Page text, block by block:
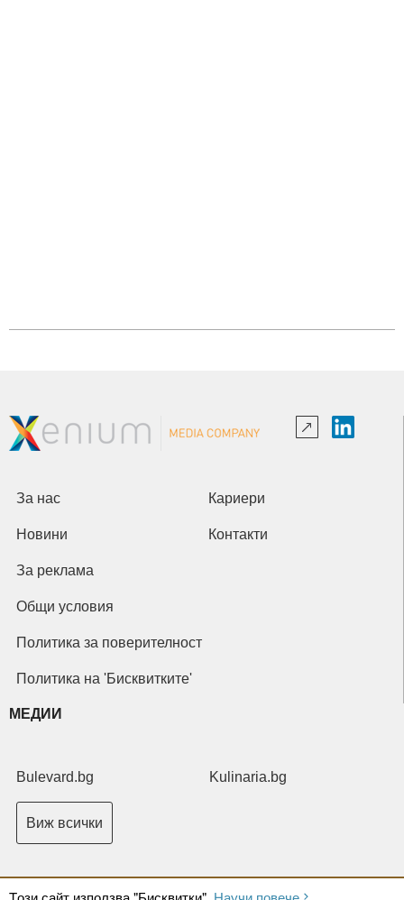
За нас Кариери
Новини Контакти
За реклама
Общи условия
Политика за поверителност
Политика на 'Бисквитките'
МЕДИИ
Bulevard.bg Kulinaria.bg
Виж всички